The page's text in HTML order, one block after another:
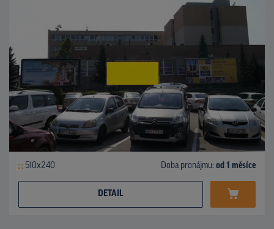
510x240 Doba pronájmu: od 1 měsíce
DETAIL